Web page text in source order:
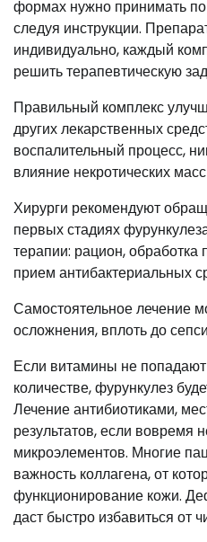
формах нужно принимать
следуя инструкции.
индивидуально, каждый
решить терапевтическую
Правильный комплекс
других лекарственных
воспалительный процесс,
влияние некротических
Хирурги рекомендуют
первых стадиях
терапии: рацион, обработка
прием антибактериальных
Самостоятельное лечение
осложнения, вплоть до
Если витамины не
количестве, фурункулез
Лечение антибиотиками,
результатов, если вовремя
микроэлементов. Многие
важность коллагена, от
функционирование кожи.
даст быстро избавиться от